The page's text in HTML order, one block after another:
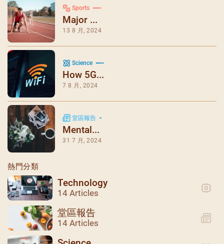
Sports
Major ...
13 8 月, 2024
Science
How 5G...
7 8 月, 2024
堂區報告
Mental...
31 7 月, 2024
熱門分類
Technology
14 Articles
堂區報告
14 Articles